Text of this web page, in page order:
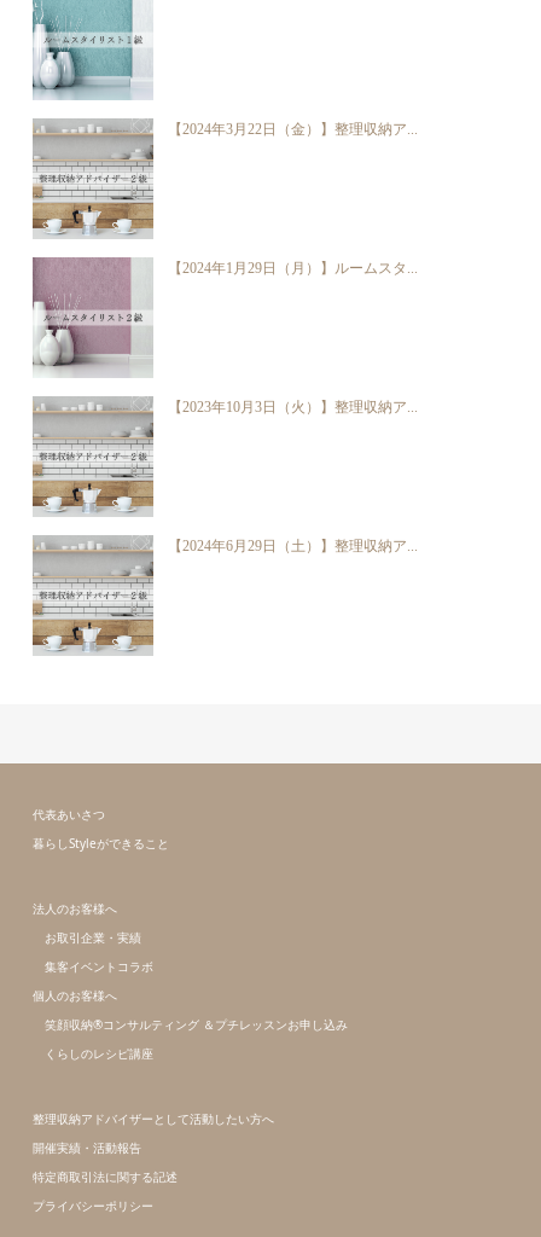
【2024年3月22日（金）】整理収納ア...
【2024年1月29日（月）】ルームスタ...
【2023年10月3日（火）】整理収納ア...
【2024年6月29日（土）】整理収納ア...
代表あいさつ
暮らしStyleができること
法人のお客様へ
お取引企業・実績
集客イベントコラボ
個人のお客様へ
笑顔収納®コンサルティング ＆プチレッスンお申し込み
くらしのレシピ講座
整理収納アドバイザーとして活動したい方へ
開催実績・活動報告
特定商取引法に関する記述
プライバシーポリシー